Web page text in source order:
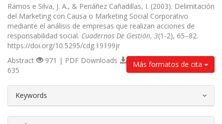
Ramos e Silva, J. A., & Periáñez Cañadillas, I. (2003). Delimitación
del Marketing con Causa o Marketing Social Corporativo
mediante el análisis de empresas que realizan acciones de
responsabilidad social. Cuadernos De Gestión, 3(1-2), 65–82.
https://doi.org/10.5295/cdg.19199jr
Más formatos de cita
Abstract
971 | PDF Downloads
635
Keywords